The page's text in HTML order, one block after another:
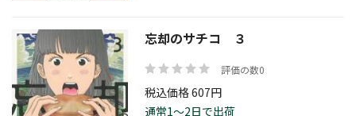
忘却のサチコ ３
評価の数0
税込価格 607円
通常1～2日で出荷